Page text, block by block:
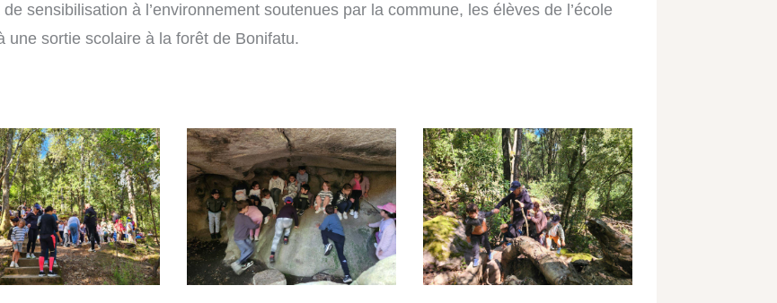
sensibilisation à l’environnement soutenues par la commune, les élèves de l’école
sortie scolaire à la forêt de Bonifatu.